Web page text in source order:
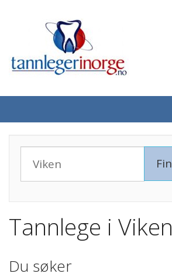
Tannlege i Viken
Du søker